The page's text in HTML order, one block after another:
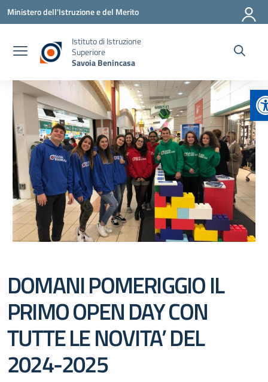
Vai ai contenuti
Vai al menu di navigazione
Vai al footer
Ministero dell'Istruzione e del Merito
Istituto di Istruzione
Superiore
Savoia Benincasa
DOMANI POMERIGGIO IL
PRIMO OPEN DAY CON
TUTTE LE NOVITA’ DEL
2024-2025